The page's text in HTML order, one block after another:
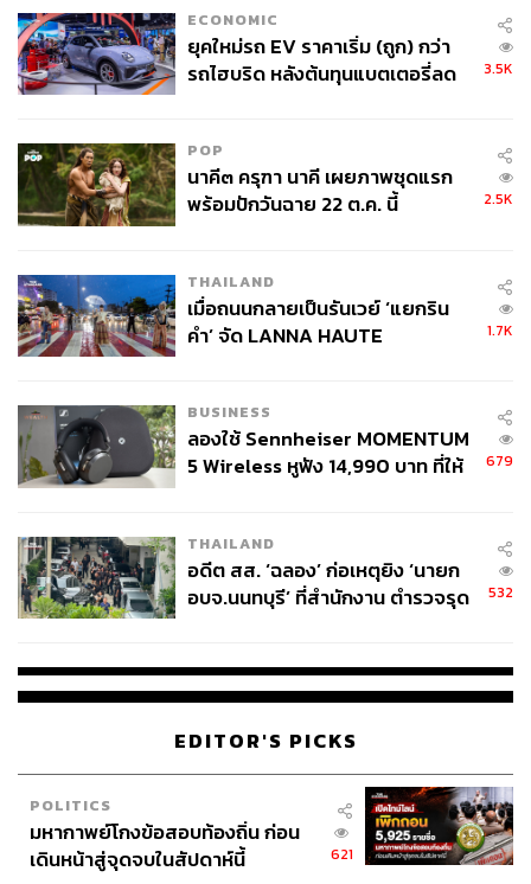
จราจร โทร. 0 5324 5214, 0 5334 5191-2
โดยวันนี้มีการให้เข้าชมพื้นที่จัดงานจนถึงเวลา 19.00 น.
เพื่อทำการจัดเตรียมและเก็บรายละเอียดของงานให้สมพระ
นี้ เวลา 7.00 น. เป็นต้นไป ซึ่งคาดว่าจะมีประชาชนมารอเข้า
แถวเพื่อเข้าร่วมพิธีวางดอกไม้จันทน์เป็นจำนวนมาก
ECONOMIC
ยุคใหม่รถ EV ราคาเริ่ม (ถูก) กว่า
รถไฮบริด หลังต้นทุนแบตเตอรี่ลด
3.5K
POP
นาคี๓ ครุฑา นาคี เผยภาพชุดแรก
พร้อมปักวันฉาย 22 ต.ค. นี้
2.5K
THAILAND
เมื่อถนนกลายเป็นรันเวย์ ‘แยกริน
คำ’ จัด LANNA HAUTE
1.7K
BUSINESS
ลองใช้ Sennheiser MOMENTUM
5 Wireless หูฟัง 14,990 บาท ที่ให้
679
THAILAND
อดีต สส. ‘ฉลอง’ ก่อเหตุยิง ‘นายก
อบจ.นนทบุรี’ ที่สำนักงาน ตำรวจรุด
532
EDITOR'S PICKS
POLITICS
มหากาพย์โกงข้อสอบท้องถิ่น ก่อน
เดินหน้าสู่จุดจบในสัปดาห์นี้
621